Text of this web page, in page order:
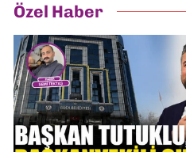
Özel Haber